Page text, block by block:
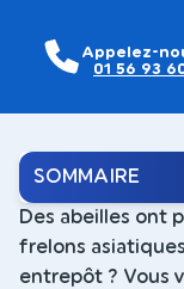
Appelez-
01 56 93
SOMMAIRE
Des abeilles ont
frelons
entrepôt ? Vous